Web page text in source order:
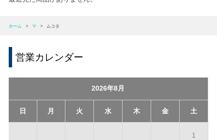
ホーム > マ > ムコタ
営業カレンダー
2026年8月
日 月 火 水 木 金 土
1